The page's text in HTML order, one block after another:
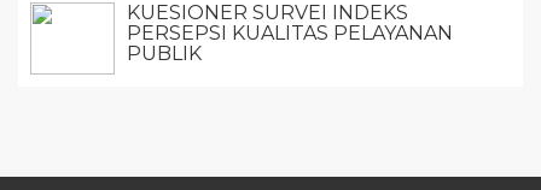
KUESIONER SURVEI INDEKS
PERSEPSI KUALITAS PELAYANAN
PUBLIK